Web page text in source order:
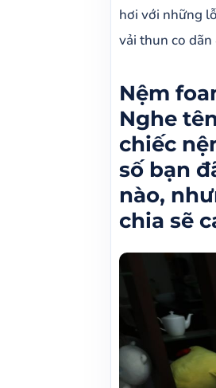
Đặc điểm
https://
Thiết kế và
Chất lượng
Mức giá bán
Nệm foam
Nệm Foam
Bảng giá và
hơi với những
vải thun co dãn
Nệm
Nghe
chiếc
số bạn
nào,
chia sẽ